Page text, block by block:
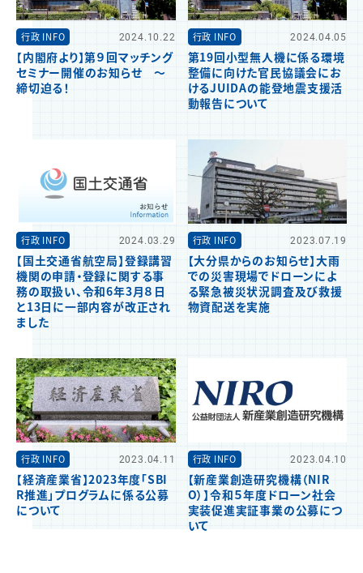
行政 INFO 2024.10.22
【内閣府より】第９回マッチング
セミナー開催のお知らせ ～
締切迫る！
行政 INFO 2024.04.05
第19回小型無人機に係る環境
整備に向けた官民協議会にお
けるJUIDAの能登地震支援活
動報告について
行政 INFO 2024.03.29
【国土交通省航空局】登録講習
機関の申請・登録に関する事
務の取扱い、令和6年3月８日
と13日に一部内容が改正され
ました
行政 INFO 2023.07.19
【大分県からのお知らせ】大雨
での災害現場でドローンによ
る緊急被災状況調査及び救援
物資配送を実施
行政 INFO 2023.04.11
【経済産業省】2023年度「SBI
R推進」プログラムに係る公募
について
行政 INFO 2023.04.10
【新産業創造研究機構（NIR
O）】令和５年度ドローン社会
実装促進実証事業の公募につ
いて